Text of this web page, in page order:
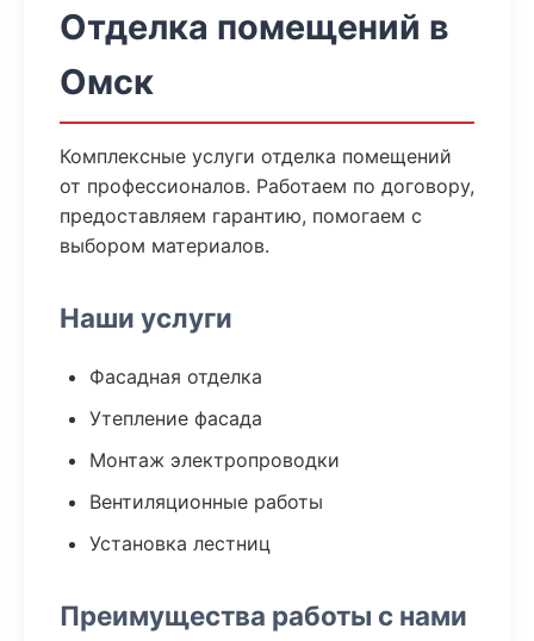
Отделка помещений в
Омск
Комплексные услуги отделка помещений
от профессионалов. Работаем по договору,
предоставляем гарантию, помогаем с
выбором материалов.
Наши услуги
Фасадная отделка
Утепление фасада
Монтаж электропроводки
Вентиляционные работы
Установка лестниц
Преимущества работы с нами